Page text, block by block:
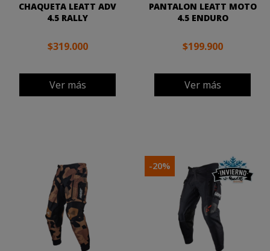
CHAQUETA LEATT ADV
4.5 RALLY
$319.000
Ver más
PANTALON LEATT MOTO
4.5 ENDURO
$199.900
Ver más
-20%